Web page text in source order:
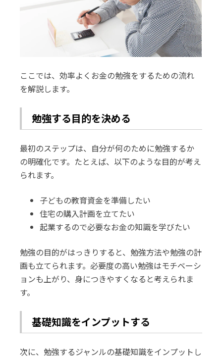
ここでは、効率よくお金の勉強をするための流れ
を解説します。
勉強する目的を決める
最初のステップは、自分が何のために勉強するか
の明確化です。たとえば、以下のような目的が考え
られます。
子どもの教育資金を準備したい
住宅の購入計画を立てたい
起業するので必要なお金の知識を学びたい
勉強の目的がはっきりすると、勉強方法や勉強の計
画も立てられます。必要度の高い勉強はモチベーシ
ョンも上がり、身につきやすくなると考えられま
す。
基礎知識をインプットする
次に、勉強するジャンルの基礎知識をインプットし